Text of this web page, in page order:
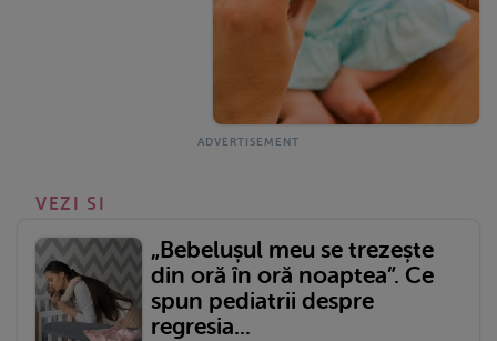
VEZI SI
„Bebelușul meu se trezește
din oră în oră noaptea”. Ce
spun pediatrii despre
regresia...